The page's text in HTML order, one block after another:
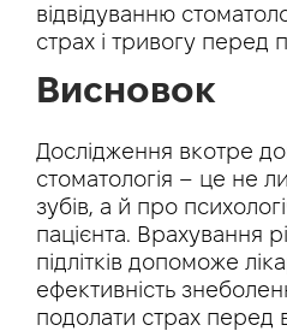
відвідуванню
страх і тривогу перед
Висновок
Дослідження вкотре
стоматологія – це не
зубів, а й про
пацієнта. Врахування
підлітків допоможе
ефективність
подолати страх перед